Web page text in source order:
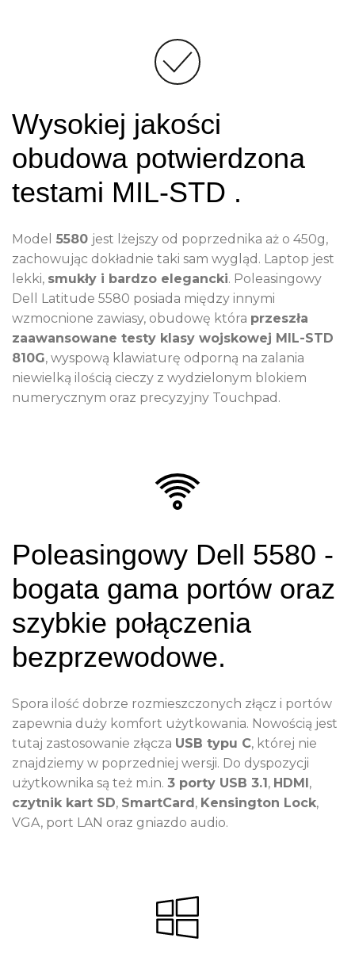
Wysokiej jakości
obudowa potwierdzona
testami MIL-STD .
Model 5580 jest lżejszy od poprzednika aż o 450g,
zachowując dokładnie taki sam wygląd. Laptop jest
lekki, smukły i bardzo elegancki. Poleasingowy
Dell Latitude 5580 posiada między innymi
wzmocnione zawiasy, obudowę która przeszła
zaawansowane testy klasy wojskowej MIL-STD
810G, wyspową klawiaturę odporną na zalania
niewielką ilością cieczy z wydzielonym blokiem
numerycznym oraz precyzyjny Touchpad.
Poleasingowy Dell 5580 -
bogata gama portów oraz
szybkie połączenia
bezprzewodowe.
Spora ilość dobrze rozmieszczonych złącz i portów
zapewnia duży komfort użytkowania. Nowością jest
tutaj zastosowanie złącza USB typu C, której nie
znajdziemy w poprzedniej wersji. Do dyspozycji
użytkownika są też m.in. 3 porty USB 3.1, HDMI,
czytnik kart SD, SmartCard, Kensington Lock,
VGA, port LAN oraz gniazdo audio.